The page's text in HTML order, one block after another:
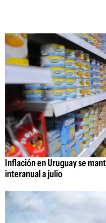
Inflación en Uruguay se
interanual a julio